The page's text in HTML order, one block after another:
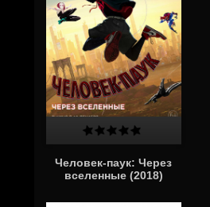
Человек-паук: Через
вселенные (2018)